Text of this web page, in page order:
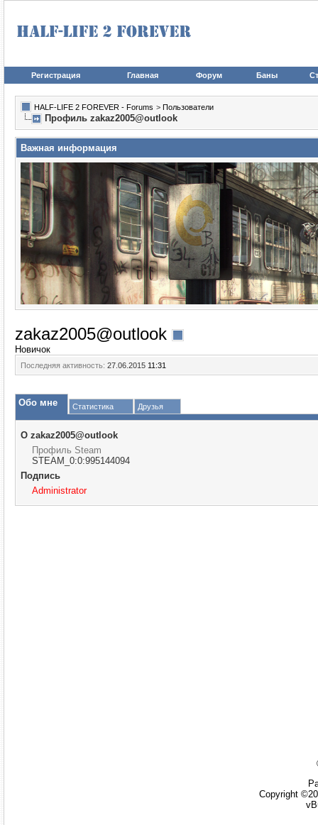
Регистрация Главная Форум Баны
HALF-LIFE 2 FOREVER - Forums > Пользователи
Профиль zakaz2005@outlook
Важная информация
zakaz2005@outlook
Новичок
Последняя активность: 27.06.2015 11:31
Обо мне Статистика Друзья
О zakaz2005@outlook
Профиль Steam
STEAM_0:0:995144094
Подпись
Administrator
Copyright